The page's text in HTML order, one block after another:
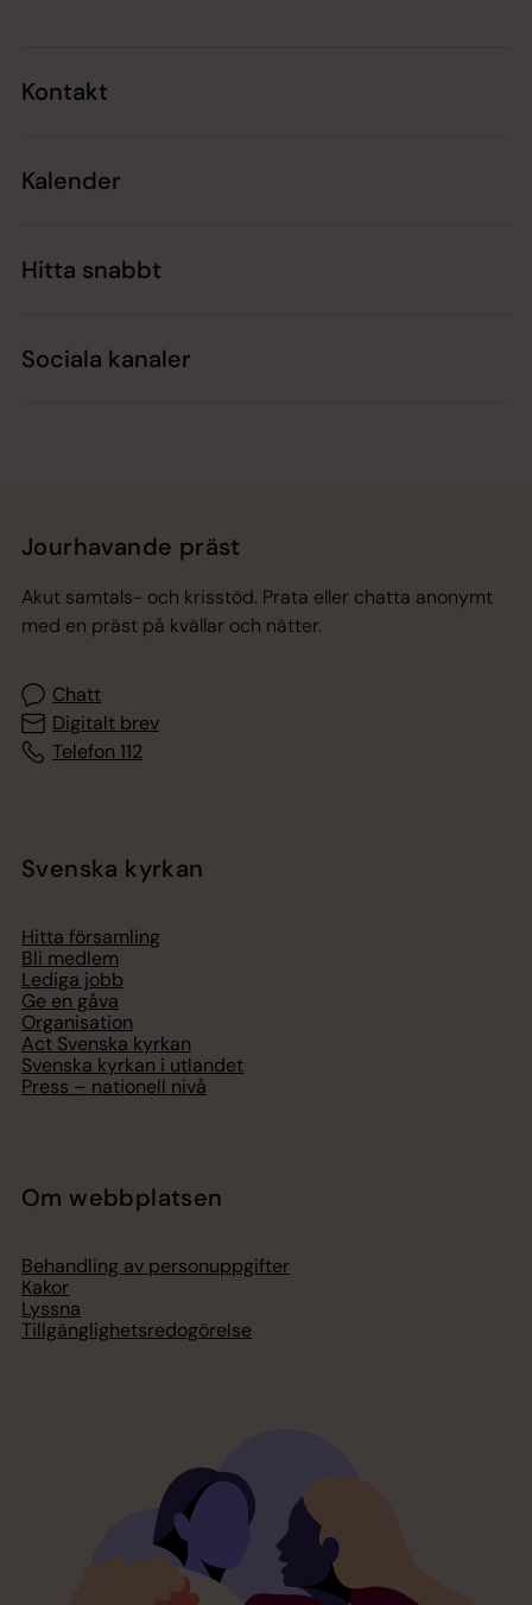
Kontakt
Kalender
Hitta snabbt
Sociala kanaler
Jourhavande präst
Akut samtals- och krisstöd. Prata eller chatta anonymt
med en präst på kvällar och nätter.
Chatt
Digitalt brev
Telefon 112
Svenska kyrkan
Hitta församling
Bli medlem
Lediga jobb
Ge en gåva
Organisation
Act Svenska kyrkan
Svenska kyrkan i utlandet
Press – nationell nivå
Om webbplatsen
Behandling av personuppgifter
Kakor
Lyssna
Tillgänglighetsredogörelse